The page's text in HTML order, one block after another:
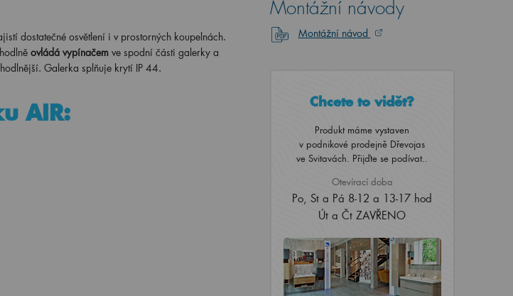
dostatečné osvětlení i v prostorných koupelnách.
ovládá vypínačem ve spodní části galerky a
Galerka splňuje krytí IP 44.
AIR:
Montážní návody
Montážní návod
Chcete to vidět?
Produkt máme vystaven
v podnikové prodejně Dřevojas
ve Svitavách. Přijďte se podívat..
Otevírací doba
Po, St a Pá 8-12 a 13-17 hod
Út a Čt ZAVŘENO